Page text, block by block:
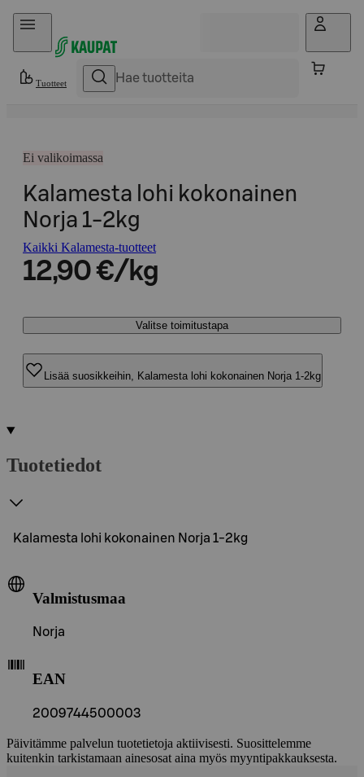
Hyppää sisältöön
Tuotteet
Ei valikoimassa
Kalamesta lohi kokonainen
Norja 1-2kg
Kaikki Kalamesta-tuotteet
12,90 €/kg
Valitse toimitustapa
Lisää suosikkeihin, Kalamesta lohi kokonainen Norja 1-2kg
Tuotetiedot
Kalamesta lohi kokonainen Norja 1-2kg
Valmistusmaa
Norja
EAN
2009744500003
Päivitämme palvelun tuotetietoja aktiivisesti. Suosittelemme
kuitenkin tarkistamaan ainesosat aina myös myyntipakkauksesta.